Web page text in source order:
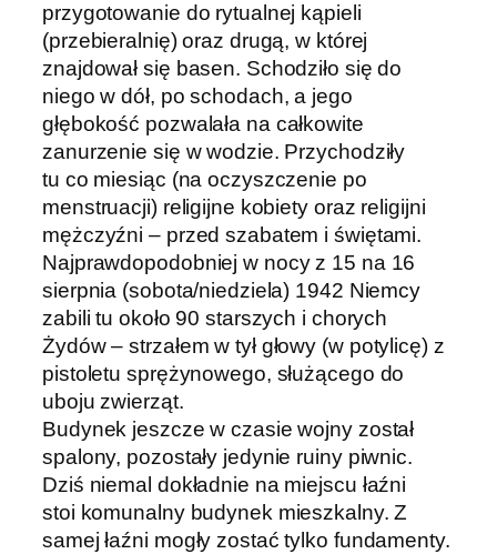
przygotowanie do rytualnej kąpieli
(przebieralnię) oraz drugą, w której
znajdował się basen. Schodziło się do
niego w dół, po schodach, a jego
głębokość pozwalała na całkowite
zanurzenie się w wodzie. Przychodziły
tu co miesiąc (na oczyszczenie po
menstruacji) religijne kobiety oraz religijni
mężczyźni – przed szabatem i świętami.
Najprawdopodobniej w nocy z 15 na 16
sierpnia (sobota/niedziela) 1942 Niemcy
zabili tu około 90 starszych i chorych
Żydów – strzałem w tył głowy (w potylicę) z
pistoletu sprężynowego, służącego do
uboju zwierząt.
Budynek jeszcze w czasie wojny został
spalony, pozostały jedynie ruiny piwnic.
Dziś niemal dokładnie na miejscu łaźni
stoi komunalny budynek mieszkalny. Z
samej łaźni mogły zostać tylko fundamenty.